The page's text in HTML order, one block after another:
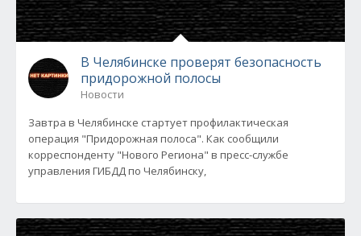
В Челябинске проверят безопасность
придорожной полосы
Новости
Завтра в Челябинске стартует профилактическая
операция "Придорожная полоса". Как сообщили
корреспонденту "Нового Региона" в пресс-службе
управления ГИБДД по Челябинску,